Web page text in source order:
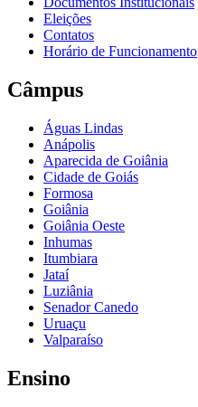
Eleições
Contatos
Horário de Funcionamento
Câmpus
Águas Lindas
Anápolis
Aparecida de Goiânia
Cidade de Goiás
Formosa
Goiânia
Goiânia Oeste
Inhumas
Itumbiara
Jataí
Luziânia
Senador Canedo
Uruaçu
Valparaíso
Ensino